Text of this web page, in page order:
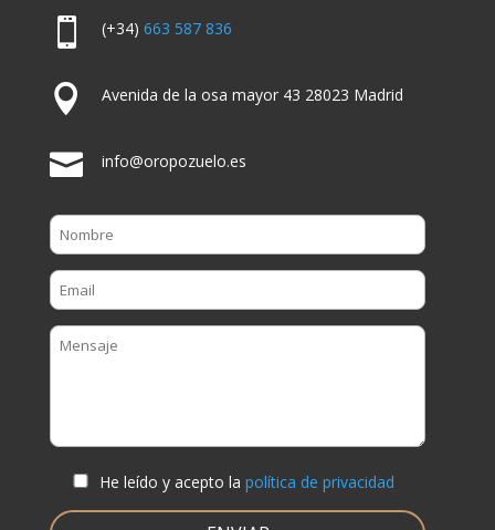
 (+34) 663 587 836
 Avenida de la osa mayor 43 28023 Madrid
 info@oropozuelo.es
He leído y acepto la política de privacidad